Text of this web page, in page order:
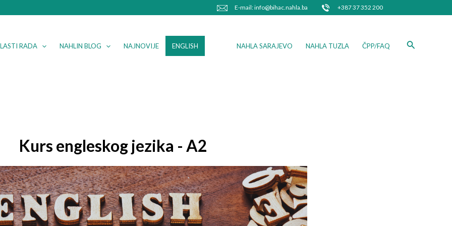
E-mail: info@bihac.nahla.ba +387 37 352 200
RADA NAHLIN BLOG NAJNOVIJE ENGLISH NAHLA SARAJEVO NAHLA TUZLA ČPP/FAQ Search
Kurs engleskog jezika - A2